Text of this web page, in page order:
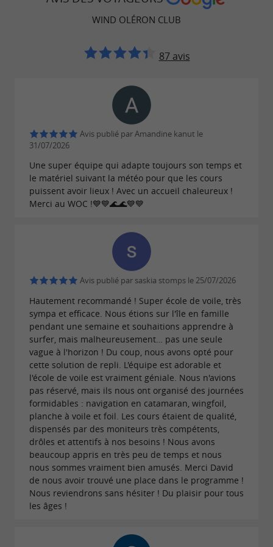
le
planche à voile
kayak
Il n’est pas obligatoire de savoir nager, mais
l’enfant doit être à l’aise dans l’eau.
Un stage multi glisse pour progresser
Lestage multi glisses’adresse aux enfants de 7
supports
comme le catamaran
voile
wing surf ou lagoélette
En l’absence de vent, des activités comme
lepaddle, lekayakou lestand up
paddle prennent le relais. Deux groupes sont
proposés :7-10 anset11-15 ans , avec un niveau
adapté.
Les activités sont choisies selon les conditions
météo et en concertation avec les participants.
Que découvrir autour de Dolus-d’Oléron
dans un rayon de 30 km
plages de l’île d’Oléron
WIND OLÉRON CLUB
87 avis
Avis publié par Amandine kanut le
31/07/2026
Une super équipe qui adapte toujours son temps et
le matériel suivant la météo pour que les cours
puissent avoir lieux ! Avec un accueil chaleureux !
Merci au WOC !💙💙🌊🌊💙💙
Avis publié par saskia stomps le 25/07/2026
Hautement recommandé ! Super école de voile, très
sympa et efficace. Nous étions sur l'île en famille
pendant une semaine et souhaitions apprendre à
surfer, mais malheureusement… pas une seule
vague à l'horizon ! Du coup, nous avons opté pour
cette solution de repli. L'équipe est adorable et
l'école de voile est vraiment géniale. Nous n'avions
pas réservé, mais ils nous ont organisé des journées
formidables : navigation en catamaran, wingfoil,
planche à voile et foil. Les cours étaient de qualité,
dispensés par des moniteurs très compétents,
drôles et attentifs à nos besoins ! Nous avons
beaucoup appris en très peu de temps et nous
nous sommes vraiment bien amusés. Merci David
de nous avoir trouvé une place dans le programme !
Nous reviendrons sans hésiter ! Du plaisir pour tous
les âges !